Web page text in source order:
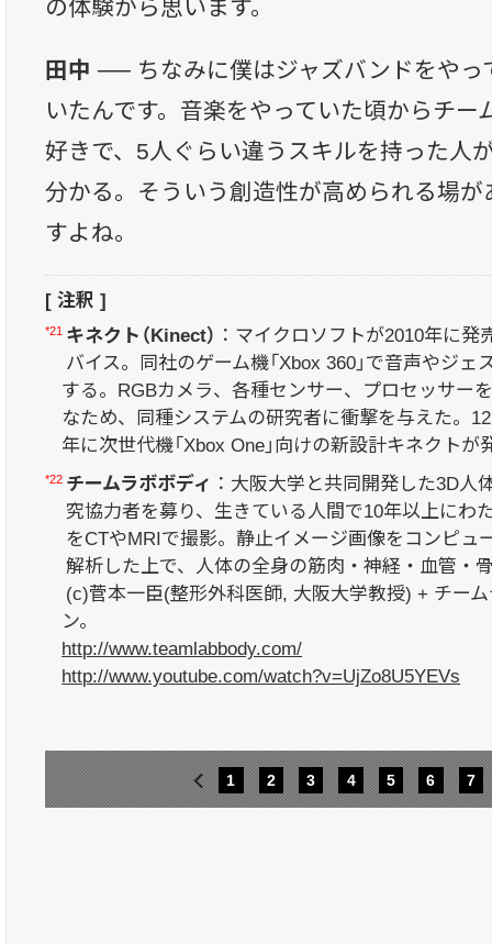
の体験から思います。
田中 ── ちなみに僕はジャズバンドをやっ
いたんです。音楽をやっていた頃からチー
好きで、5人ぐらい違うスキルを持った人
分かる。そういう創造性が高められる場
すよね。
[ 注釈 ]
*21 キネクト（Kinect） ：マイクロソフトが2010年に
バイス。同社のゲーム機「Xbox 360」で音声やジ
する。RGBカメラ、各種センサー、プロセッサー
なため、同種システムの研究者に衝撃を与えた。
年に次世代機「Xbox One」向けの新設計キネクトが
*22 チームラボボディ ：大阪大学と共同開発した3D人
究協力者を募り、生きている人間で10年以上にわ
をCTやMRIで撮影。静止イメージ画像をコンピュ
解析した上で、人体の全身の筋肉・神経・血管・
(c)菅本一臣(整形外科医師, 大阪大学教授) + チー
ン。
http://www.teamlabbody.com/
http://www.youtube.com/watch?v=UjZo8U5YEVs
1 2 3 4 5 6 7